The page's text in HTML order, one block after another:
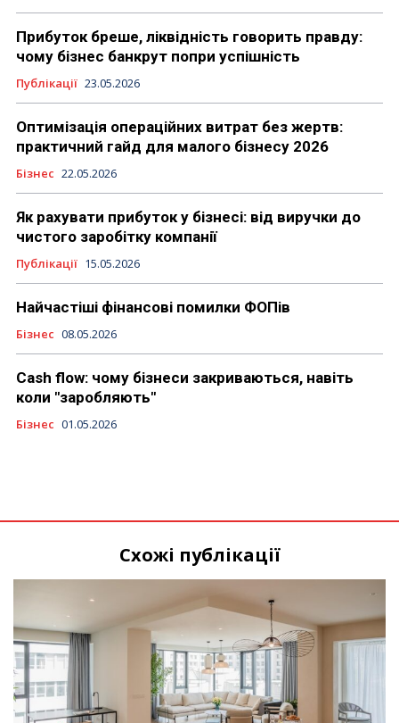
Прибуток бреше, ліквідність говорить правду:
чому бізнес банкрут попри успішність
Публікації 23.05.2026
Оптимізація операційних витрат без жертв:
практичний гайд для малого бізнесу 2026
Бізнес 22.05.2026
Як рахувати прибуток у бізнесі: від виручки до
чистого заробітку компанії
Публікації 15.05.2026
Найчастіші фінансові помилки ФОПів
Бізнес 08.05.2026
Cash flow: чому бізнеси закриваються, навіть
коли "заробляють"
Бізнес 01.05.2026
Схожі публікації